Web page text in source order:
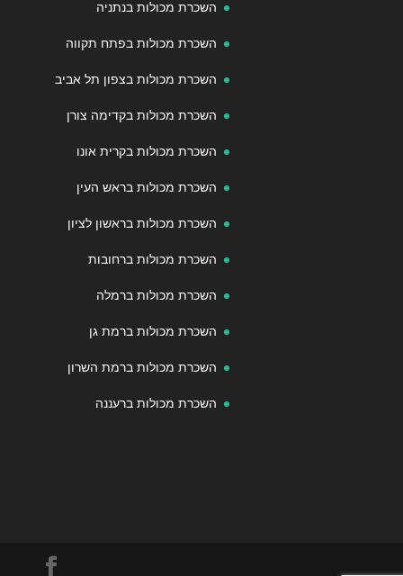
השכרת מכולות בנתניה
השכרת מכולות בפתח תקווה
השכרת מכולות בצפון תל אביב
השכרת מכולות בקדימה צורן
השכרת מכולות בקרית אונו
השכרת מכולות בראש העין
השכרת מכולות בראשון לציון
השכרת מכולות ברחובות
השכרת מכולות ברמלה
השכרת מכולות ברמת גן
השכרת מכולות ברמת השרון
השכרת מכולות ברעננה